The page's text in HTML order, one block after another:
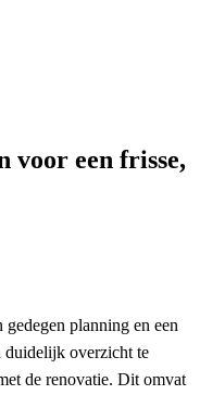
voor een frisse,
planning en een
duidelijk overzicht te
de renovatie. Dit omvat